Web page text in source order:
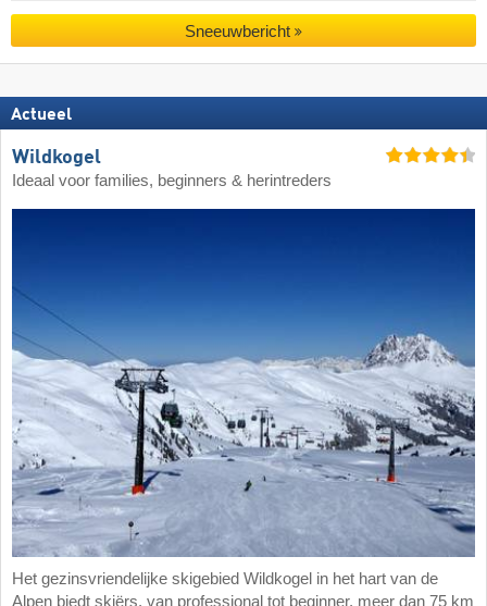
Sneeuwbericht
Actueel
Wildkogel
Ideaal voor families, beginners & herintreders
Het gezinsvriendelijke skigebied Wildkogel in het hart van de
Alpen biedt skiërs, van professional tot beginner, meer dan 75 km